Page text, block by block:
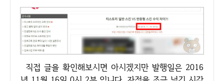
직접 글을 확인해보시면 아시겠지만 발행일은 2016